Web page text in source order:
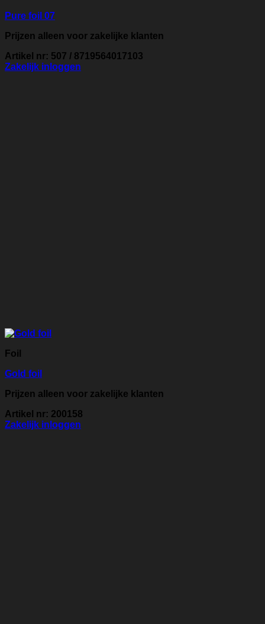
Pure foil 07
Prijzen alleen voor zakelijke klanten
Artikel nr: 507 / 8719564017103
Zakelijk inloggen
Foil
Gold foil
Prijzen alleen voor zakelijke klanten
Artikel nr: 200158
Zakelijk inloggen